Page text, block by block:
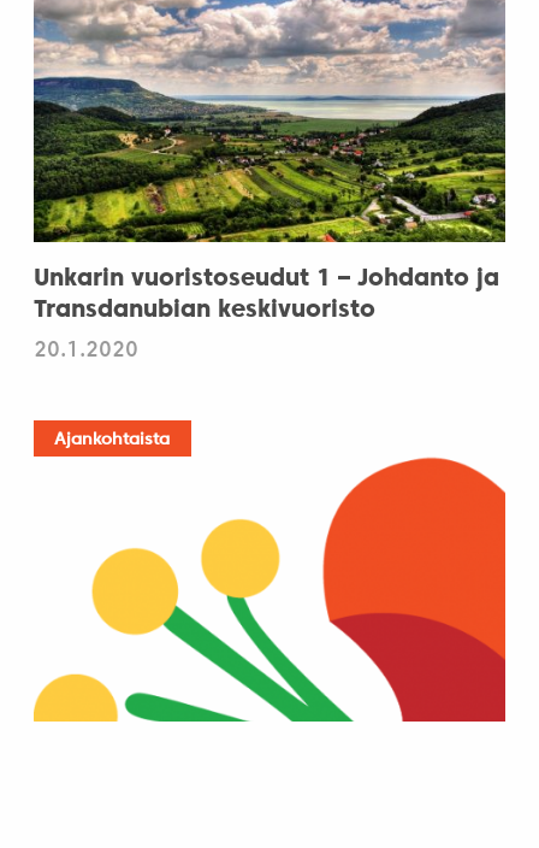
Unkarin vuoristoseudut 1 – Johdanto ja
Transdanubian keskivuoristo
20.1.2020
Ajankohtaista